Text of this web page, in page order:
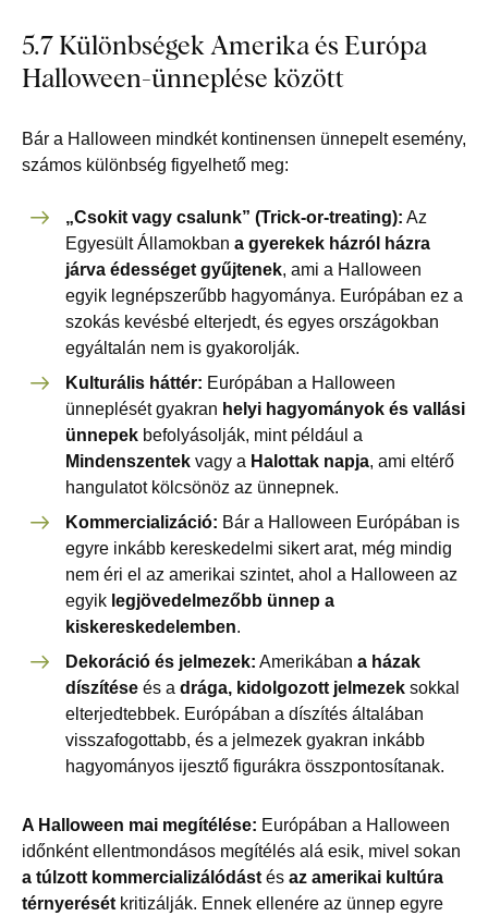
5.7 Különbségek Amerika és Európa
Halloween-ünneplése között
Bár a Halloween mindkét kontinensen ünnepelt esemény,
számos különbség figyelhető meg:
„Csokit vagy csalunk” (Trick-or-treating): Az
Egyesült Államokban a gyerekek házról házra
járva édességet gyűjtenek, ami a Halloween
egyik legnépszerűbb hagyománya. Európában ez a
szokás kevésbé elterjedt, és egyes országokban
egyáltalán nem is gyakorolják.
Kulturális háttér: Európában a Halloween
ünneplését gyakran helyi hagyományok és vallási
ünnepek befolyásolják, mint például a
Mindenszentek vagy a Halottak napja, ami eltérő
hangulatot kölcsönöz az ünnepnek.
Kommercializáció: Bár a Halloween Európában is
egyre inkább kereskedelmi sikert arat, még mindig
nem éri el az amerikai szintet, ahol a Halloween az
egyik legjövedelmezőbb ünnep a
kiskereskedelemben.
Dekoráció és jelmezek: Amerikában a házak
díszítése és a drága, kidolgozott jelmezek sokkal
elterjedtebbek. Európában a díszítés általában
visszafogottabb, és a jelmezek gyakran inkább
hagyományos ijesztő figurákra összpontosítanak.
A Halloween mai megítélése: Európában a Halloween
időnként ellentmondásos megítélés alá esik, mivel sokan
a túlzott kommercializálódástés az amerikai kultúra
térnyerésétkritizálják. Ennek ellenére az ünnep egyre